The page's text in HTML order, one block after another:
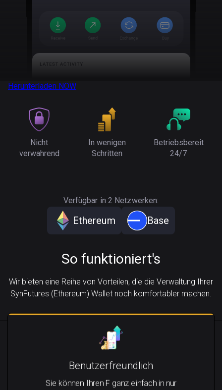
Herunterladen NOW
Nicht
verwahrend
In wenigen
Schritten
Betriebsbereit
24/7
Verfügbar in 2 Netzwerken:
Ethereum Base
So funktioniert's
Wir bieten eine Reihe von Vorteilen, die die Verwaltung Ihrer
SynFutures (Ethereum) Wallet noch komfortabler machen.
Benutzerfreundlich
Sie können Ihren F ganz einfach in nur